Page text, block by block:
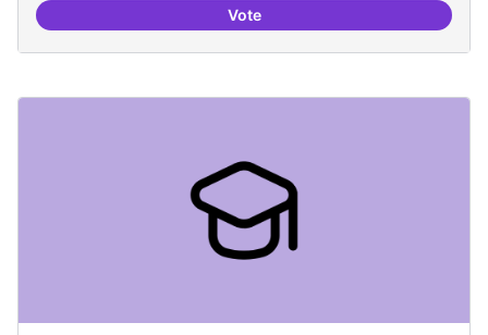
VoteRelatoria col·laborativa